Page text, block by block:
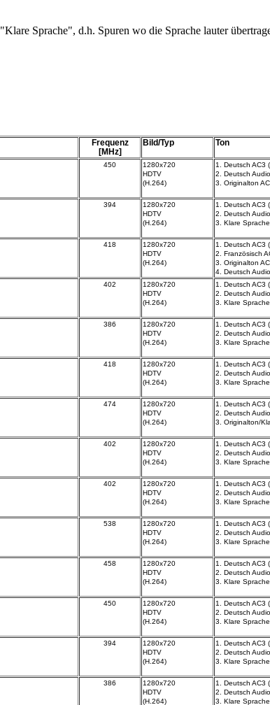
Sprache", d.h. Spuren wo die Sprache lauter
Frequenz
[MHz]
Bild/Typ Ton
450
1280x720
HDTV
(H.264)
1. Deutsch AC3
2. Deutsch
3. Originalton
394
1280x720
HDTV
(H.264)
1. Deutsch AC3
2. Deutsch
3. Klare Sprache
418
1280x720
HDTV
(H.264)
1. Deutsch AC3
2. Französisch
3. Originalton
4. Deutsch
402
1280x720
HDTV
(H.264)
1. Deutsch AC3
2. Deutsch
3. Klare Sprache
386
1280x720
HDTV
(H.264)
1. Deutsch AC3
2. Deutsch
3. Klare Sprache
418
1280x720
HDTV
(H.264)
1. Deutsch AC3
2. Deutsch
3. Klare Sprache
474
1280x720
HDTV
(H.264)
1. Deutsch AC3
2. Deutsch
3. Originalton/
402
1280x720
HDTV
(H.264)
1. Deutsch AC3
2. Deutsch
3. Klare Sprache
402
1280x720
HDTV
(H.264)
1. Deutsch AC3
2. Deutsch
3. Klare Sprache
538
1280x720
HDTV
(H.264)
1. Deutsch AC3
2. Deutsch
3. Klare Sprache
458
1280x720
HDTV
(H.264)
1. Deutsch AC3
2. Deutsch
3. Klare Sprache
450
1280x720
HDTV
(H.264)
1. Deutsch AC3
2. Deutsch
3. Klare Sprache
394
1280x720
HDTV
(H.264)
1. Deutsch AC3
2. Deutsch
3. Klare Sprache
386
1280x720
HDTV
(H.264)
1. Deutsch AC3
2. Deutsch
3. Klare Sprache